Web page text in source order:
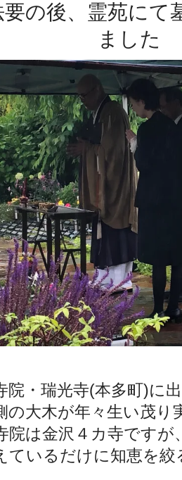
の後、霊苑にて
ました
院・瑞光寺(本多町)に
の大木が年々生い茂
院は金沢４カ寺ですが
ているだけに知恵を